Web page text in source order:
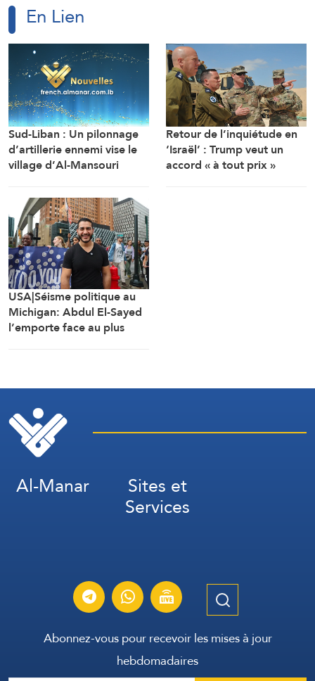
En Lien
Sud-Liban : Un pilonnage
d’artillerie ennemi vise le
village d’Al-Mansouri
Manar)
Retour de l’inquiétude en
‘Israël’ : Trump veut un
accord « à tout prix »
USA|Séisme politique au
Michigan: Abdul El-Sayed
l’emporte face au plus
Al-Manar Sites et
Services
Abonnez-vous pour recevoir les mises à jour
hebdomadaires